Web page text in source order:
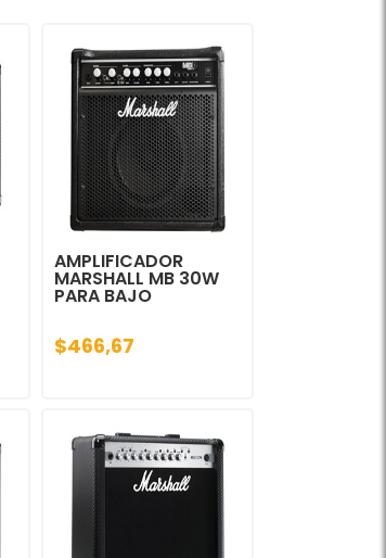
AMPLIFICADOR
MARSHALL MB 30W
PARA BAJO
$466,67